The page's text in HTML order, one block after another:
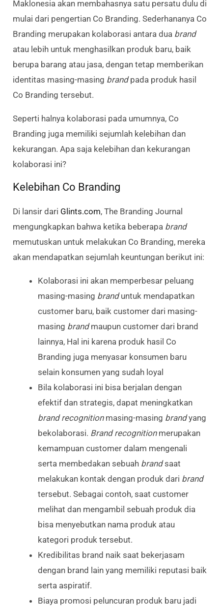
Maklonesia akan membahasnya satu persatu dulu di
mulai dari pengertian Co Branding. Sederhananya Co
Branding merupakan kolaborasi antara dua brand
atau lebih untuk menghasilkan produk baru, baik
berupa barang atau jasa, dengan tetap memberikan
identitas masing-masing brandpada produk hasil
Co Branding tersebut.
Seperti halnya kolaborasi pada umumnya, Co
Branding juga memiliki sejumlah kelebihan dan
kekurangan. Apa saja kelebihan dan kekurangan
kolaborasi ini?
Kelebihan Co Branding
Di lansir dari Glints.com, The Branding Journal
mengungkapkan bahwa ketika beberapa brand
memutuskan untuk melakukan Co Branding, mereka
akan mendapatkan sejumlah keuntungan berikut ini:
Kolaborasi ini akan memperbesar peluang
masing-masing branduntuk mendapatkan
customer baru, baik customer dari masing-
masing brandmaupun customer dari brand
lainnya, Hal ini karena produk hasil Co
Branding juga menyasar konsumen baru
selain konsumen yang sudah loyal
Bila kolaborasi ini bisa berjalan dengan
efektif dan strategis, dapat meningkatkan
brand recognitionmasing-masing brandyang
bekolaborasi. Brand recognitionmerupakan
kemampuan customer dalam mengenali
serta membedakan sebuah brandsaat
melakukan kontak dengan produk dari brand
tersebut. Sebagai contoh, saat customer
melihat dan mengambil sebuah produk dia
bisa menyebutkan nama produk atau
kategori produk tersebut.
Kredibilitas brand naik saat bekerjasam
dengan brand lain yang memiliki reputasi baik
serta aspiratif.
Biaya promosi peluncuran produk baru jadi